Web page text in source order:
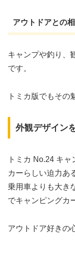
アウトドアとの
キャンプや釣り、
です。
トミカ版でもその
外観デザイン
トミカ No.24 キ
カーらしい迫力あ
乗用車よりも大き
でキャンピングカ
アウトドア好きの